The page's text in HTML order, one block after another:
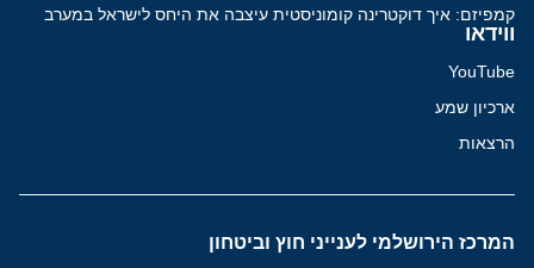
קמפיזם: איך דוקטרינה קומוניסטית עיצבה את היחס לישראל במערב
ווידאו
YouTube
ארכיון שמע
הרצאות
המרכז הירושלמי לענייני חוץ וביטחון